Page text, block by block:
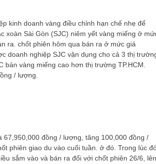
kinh doanh vàng điều chỉnh hạn chế nhẹ để
xoàn Sài Gòn (SJC) niêm yết vàng miếng ở
ra. chốt phiên hôm qua bán ra ở mức giá
doanh nghiệp SJC vận dụng cho cả 3 thị
vàng miếng cao hơn thị trường TP.HCM.
/ lượng.
đồng / lượng, tăng 100,000 đồng /
phiên giao du vào cuối tuần. ở đó. Trong lúc
sắm vào và bán ra đối với chốt phiên 26/6, lên